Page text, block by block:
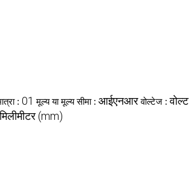
: 01 मूल्य या मूल्य सीमा : आईएनआर वोल्टेज :
मिलीमीटर (mm)